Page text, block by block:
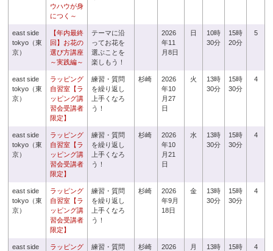
ウハウが身
につく～
east side
tokyo（東
京）
【年内最終
回】お花の
選び方講座
～実践編～
テーマに沿
ってお花を
選ぶことを
楽しもう！
2026
年11
月8日
日
10時
30分
15時
20分
5
east side
tokyo（東
京）
ラッピング
自習室【ラ
ッピング講
習会受講者
限定】
練習・質問
を繰り返し
上手くなろ
う！
杉崎
2026
年10
月27
日
火
13時
30分
15時
30分
4
east side
tokyo（東
京）
ラッピング
自習室【ラ
ッピング講
習会受講者
限定】
練習・質問
を繰り返し
上手くなろ
う！
杉崎
2026
年10
月21
日
水
13時
30分
15時
30分
4
east side
tokyo（東
京）
ラッピング
自習室【ラ
ッピング講
習会受講者
限定】
練習・質問
を繰り返し
上手くなろ
う！
杉崎
2026
年9月
18日
金
13時
30分
15時
30分
4
east side
ラッピング
練習・質問
杉崎
2026
月
13時
15時
4